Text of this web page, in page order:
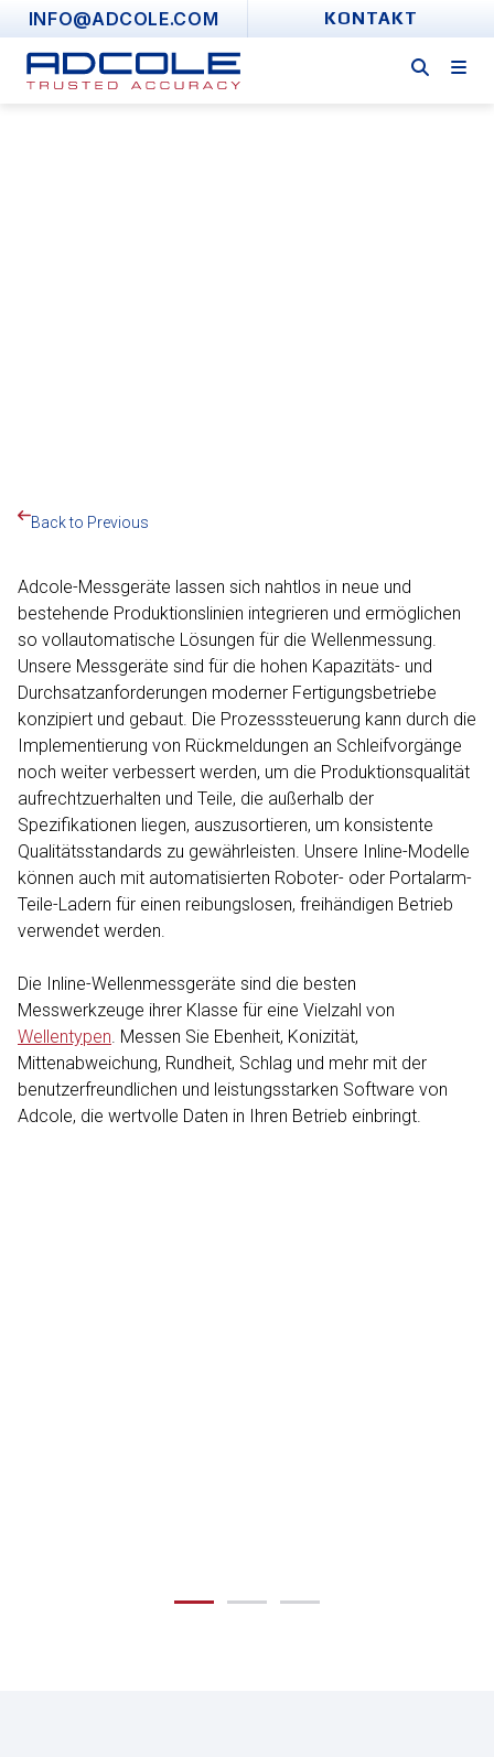
Skip
to
content
INFO@ADCOLE.COM KONTAKT
Back to Previous
Adcole-Messgeräte lassen sich nahtlos in neue und
bestehende Produktionslinien integrieren und ermöglichen
so vollautomatische Lösungen für die Wellenmessung.
Unsere Messgeräte sind für die hohen Kapazitäts- und
Durchsatzanforderungen moderner Fertigungsbetriebe
konzipiert und gebaut. Die Prozesssteuerung kann durch die
Implementierung von Rückmeldungen an Schleifvorgänge
noch weiter verbessert werden, um die Produktionsqualität
aufrechtzuerhalten und Teile, die außerhalb der
Spezifikationen liegen, auszusortieren, um konsistente
Qualitätsstandards zu gewährleisten. Unsere Inline-Modelle
können auch mit automatisierten Roboter- oder Portalarm-
Teile-Ladern für einen reibungslosen, freihändigen Betrieb
verwendet werden.
Die Inline-Wellenmessgeräte sind die besten
Messwerkzeuge ihrer Klasse für eine Vielzahl von
Wellentypen . Messen Sie Ebenheit, Konizität,
Mittenabweichung, Rundheit, Schlag und mehr mit der
benutzerfreundlichen und leistungsstarken Software von
Adcole, die wertvolle Daten in Ihren Betrieb einbringt.